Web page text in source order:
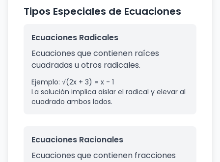
Tipos Especiales de Ecuaciones
Ecuaciones Radicales
Ecuaciones que contienen raíces
cuadradas u otros radicales.
Ejemplo: √(2x + 3) = x - 1
La solución implica aislar el radical y elevar al
cuadrado ambos lados.
Ecuaciones Racionales
Ecuaciones que contienen fracciones